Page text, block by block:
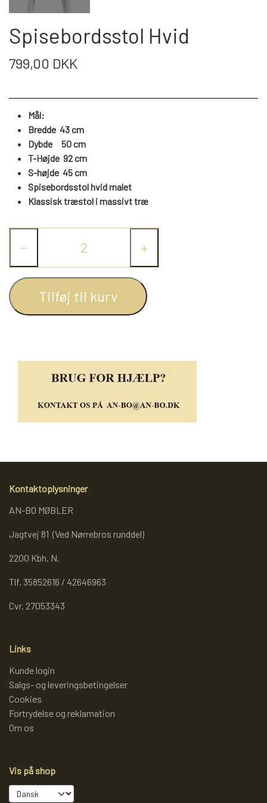
DAYBED/CHAISELONG
ENTRE
REOL MISTRAL
REOL SIGN
REOL BASIC
BOGREOLER 40 CM DYBDE
REOLSÆT
SPEJLE
SPEJLE
SPEJLE
VÆGPANELER
SPEJLE
PARKERING
MONTERING & LEVERING
Spisebordsstol Hvid
799,00 DKK
Mål:
Bredde 43 cm
Dybde 50 cm
T-Højde 92 cm
S-højde 45 cm
Spisebordsstol hvid malet
Klassisk træstol i massivt træ
− +
Tilføj til kurv
Kontaktoplysninger
AN-BO MØBLER
Jagtvej 81 (Ved Nørrebros runddel)
2200 Kbh. N.
Tlf. 35852616 / 42646963
Cvr. 27053343
Links
Kunde login
Salgs- og leveringsbetingelser
Cookies
Fortrydelse og reklamation
Om os
Vis på shop